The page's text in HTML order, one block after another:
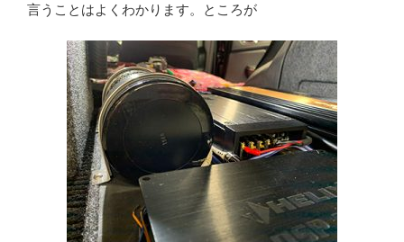
言うことはよくわかります。ところが